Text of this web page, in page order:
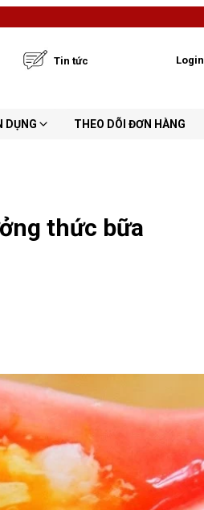
Tin tức
DỤNG THEO DÕI ĐƠN HÀNG
Login
thức bữa